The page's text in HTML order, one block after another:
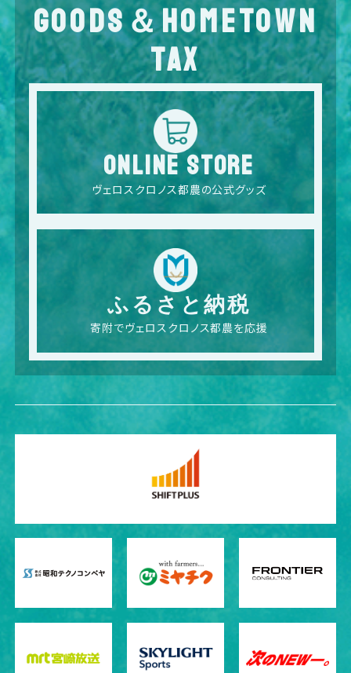
GOODS＆HOMETOWN
TAX
ONLINE STORE
ヴェロスクロノス都農の公式グッズ
ふるさと納税
寄附でヴェロスクロノス都農を応援